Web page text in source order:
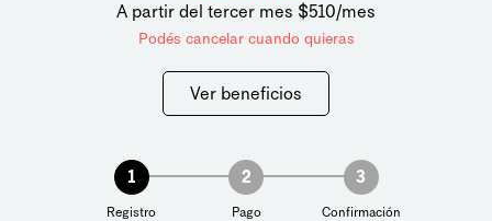
A partir del tercer mes $510/mes
Podés cancelar cuando quieras
Ver beneficios
1
Registro
2
Pago
3
Confirmación